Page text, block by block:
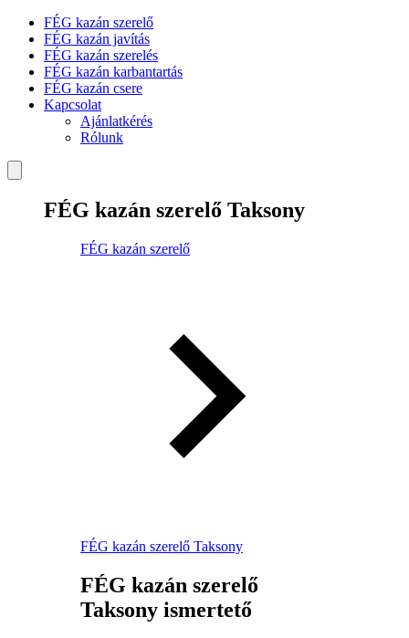
FÉG kazán szerelő
FÉG kazán javítás
FÉG kazán szerelés
FÉG kazán karbantartás
FÉG kazán csere
Kapcsolat
Ajánlatkérés
Rólunk
FÉG kazán szerelő Taksony
FÉG kazán szerelő
FÉG kazán szerelő Taksony
FÉG kazán szerelő
Taksony ismertető